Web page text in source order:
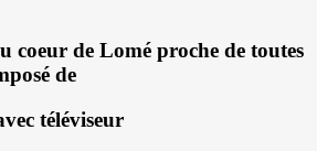
coeur de Lomé proche de toutes
de
téléviseur